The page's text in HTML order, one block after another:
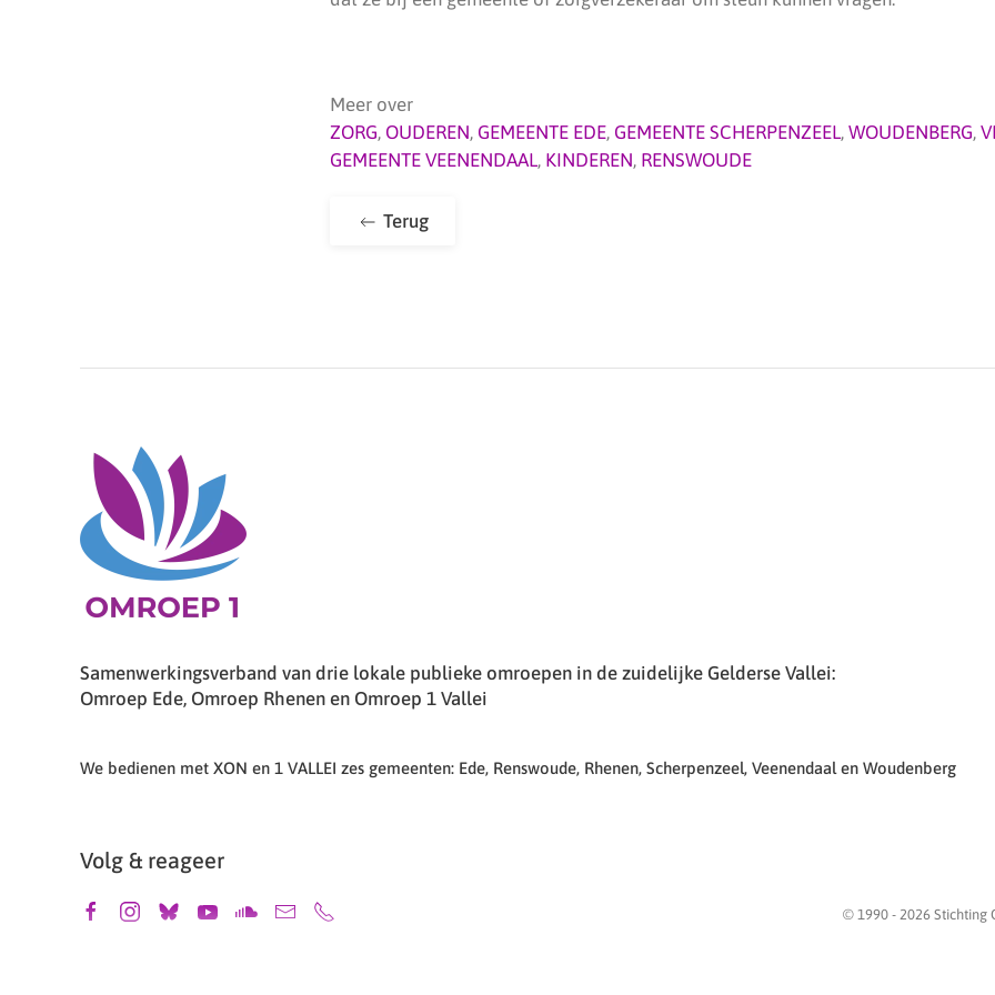
Meer over
ZORG, OUDEREN, GEMEENTE EDE, GEMEENTE SCHERPENZEEL, WOUDENBERG,
GEMEENTE VEENENDAAL, KINDEREN, RENSWOUDE
Terug
Samenwerkingsverband van drie lokale publieke omroepen in de zuidelijke Gelderse Vallei:
Omroep Ede, Omroep Rhenen en Omroep 1 Vallei
We bedienen met XON en 1 VALLEI zes gemeenten: Ede, Renswoude, Rhenen, Scherpenzeel, Veenendaal en Woudenberg
Volg & reageer
© 1990 - 2026 Stichting